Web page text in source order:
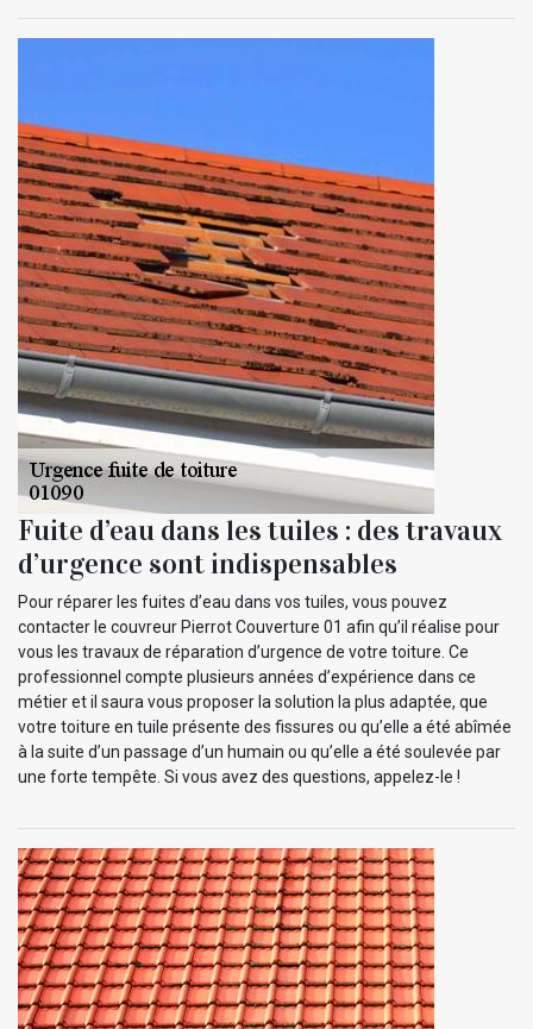
Fuite d’eau dans les tuiles : des travaux
d’urgence sont indispensables
Pour réparer les fuites d’eau dans vos tuiles, vous pouvez
contacter le couvreur Pierrot Couverture 01 afin qu’il réalise pour
vous les travaux de réparation d’urgence de votre toiture. Ce
professionnel compte plusieurs années d’expérience dans ce
métier et il saura vous proposer la solution la plus adaptée, que
votre toiture en tuile présente des fissures ou qu’elle a été abîmée
à la suite d’un passage d’un humain ou qu’elle a été soulevée par
une forte tempête. Si vous avez des questions, appelez-le !